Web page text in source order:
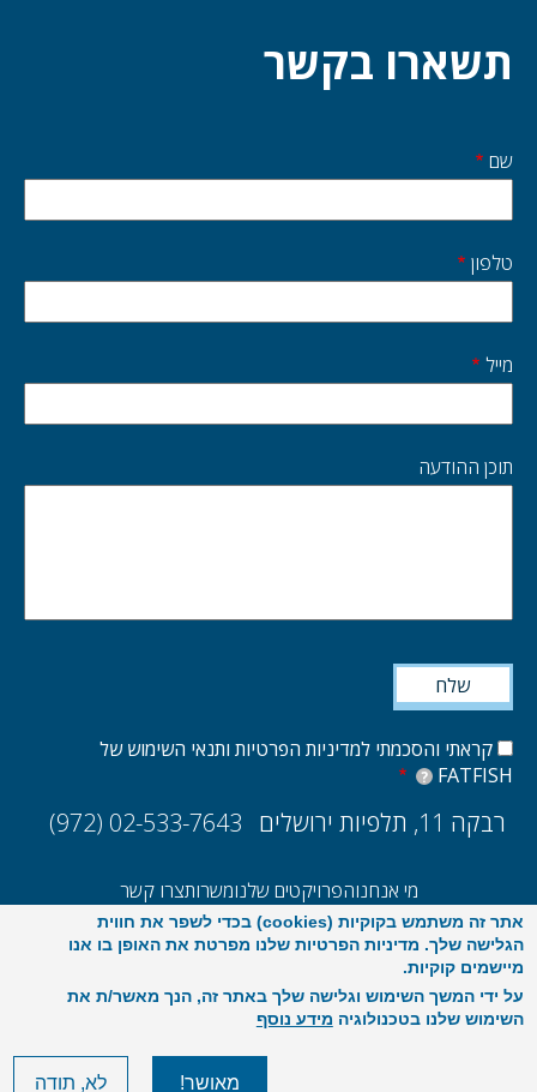
תשארו בקשר
Start
side
שם
טלפון
מייל
תוכן ההודעה
קראתי והסכמתי למדיניות הפרטיות ותנאי השימוש של
FATFISH
?
רבקה 11, תלפיות ירושלים (972) 02-533-7643
מי אנחנוהפרויקטים שלנומשרותצרו קשר
UX/UIהקמת אתרים ואפליקציותE-commerceסקר ביצועים 2025
אתר זה משתמש בקוקיות (cookies) בכדי לשפר את חווית
הגלישה שלך. מדיניות הפרטיות שלנו מפרטת את האופן בו אנו
מיישמים קוקיות.
על ידי המשך השימוש וגלישה שלך באתר זה, הנך מאשר/ת את
השימוש שלנו בטכנולוגיה מידע נוסף
מאושר! לא, תודה